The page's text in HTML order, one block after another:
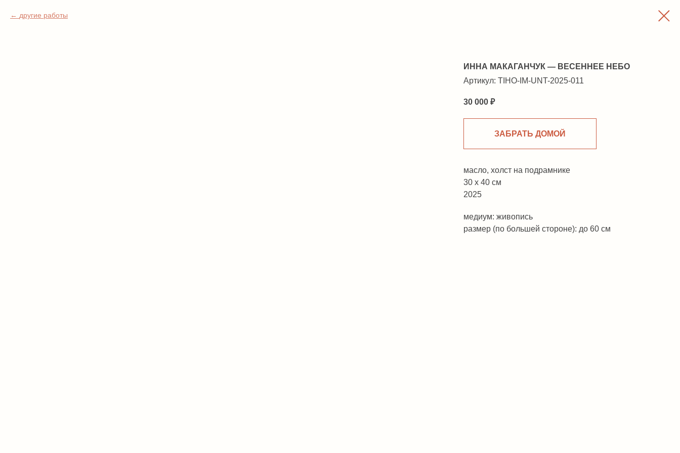
другие работы
ИННА МАКАГАНЧУК — ВЕСЕННЕЕ НЕБО
Артикул: TIHO-IM-UNT-2025-011
30 000 ₽
ЗАБРАТЬ ДОМОЙ
масло, холст на подрамнике
30 х 40 см
2025
медиум: живопись
размер (по большей стороне): до 60 см